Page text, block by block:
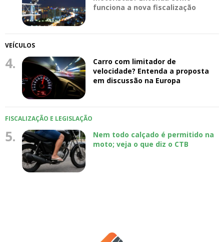
funciona a nova fiscalização
VEÍCULOS
4.
Carro com limitador de
velocidade? Entenda a proposta
em discussão na Europa
FISCALIZAÇÃO E LEGISLAÇÃO
5.
Nem todo calçado é permitido na
moto; veja o que diz o CTB